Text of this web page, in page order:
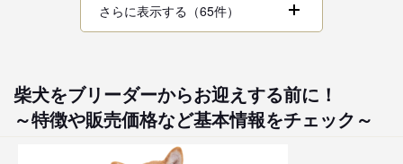
さらに表示する（65件）
柴犬をブリーダーからお迎えする前に！
～特徴や販売価格など基本情報をチェック～